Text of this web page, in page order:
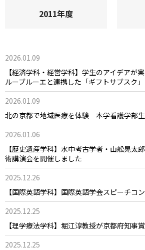
2011年度
2026.01.09
【経済学科・経営学科】学生のアイデア
ルーブルーエと連携した「ギフトサブスク
2026.01.09
北の京都で地域医療を体験 本学看護学部
2026.01.06
【歴史遺産学科】水中考古学者・山舩晃太
術講演会を開催しました
2025.12.26
【国際英語学科】国際英語学会スピーチコ
2025.12.25
【理学療法学科】堀江淳教授が京都府知事
2025.12.25